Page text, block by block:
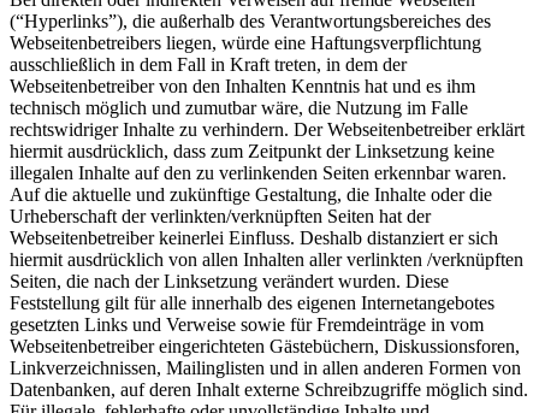
(“Hyperlinks”), die außerhalb des Verantwortungsbereiches des
Webseitenbetreibers liegen, würde eine Haftungsverpflichtung
ausschließlich in dem Fall in Kraft treten, in dem der
Webseitenbetreiber von den Inhalten Kenntnis hat und es ihm
technisch möglich und zumutbar wäre, die Nutzung im Falle
rechtswidriger Inhalte zu verhindern. Der Webseitenbetreiber erklärt
hiermit ausdrücklich, dass zum Zeitpunkt der Linksetzung keine
illegalen Inhalte auf den zu verlinkenden Seiten erkennbar waren.
Auf die aktuelle und zukünftige Gestaltung, die Inhalte oder die
Urheberschaft der verlinkten/verknüpften Seiten hat der
Webseitenbetreiber keinerlei Einfluss. Deshalb distanziert er sich
hiermit ausdrücklich von allen Inhalten aller verlinkten /verknüpften
Seiten, die nach der Linksetzung verändert wurden. Diese
Feststellung gilt für alle innerhalb des eigenen Internetangebotes
gesetzten Links und Verweise sowie für Fremdeinträge in vom
Webseitenbetreiber eingerichteten Gästebüchern, Diskussionsforen,
Linkverzeichnissen, Mailinglisten und in allen anderen Formen von
Datenbanken, auf deren Inhalt externe Schreibzugriffe möglich sind.